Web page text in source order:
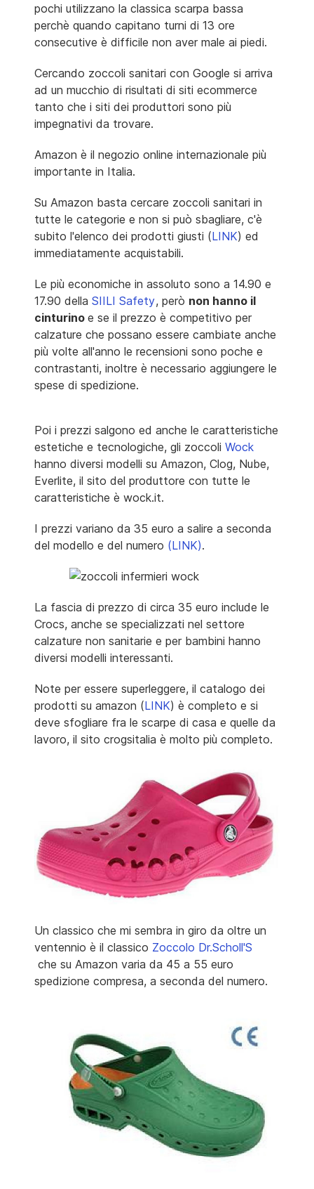
pochi utilizzano la classica scarpa bassa
perchè quando capitano turni di 13 ore
consecutive è difficile non aver male ai piedi.
Cercando zoccoli sanitari con Google si arriva
ad un mucchio di risultati di siti ecommerce
tanto che i siti dei produttori sono più
impegnativi da trovare.
Amazon è il negozio online internazionale più
importante in Italia.
Su Amazon basta cercare zoccoli sanitari in
tutte le categorie e non si può sbagliare, c'è
subito l'elenco dei prodotti giusti (LINK) ed
immediatamente acquistabili.
Le più economiche in assoluto sono a 14.90 e
17.90 della SIILI Safety, però non hanno il
cinturino e se il prezzo è competitivo per
calzature che possano essere cambiate anche
più volte all'anno le recensioni sono poche e
contrastanti, inoltre è necessario aggiungere le
spese di spedizione.
Poi i prezzi salgono ed anche le caratteristiche
estetiche e tecnologiche, gli zoccoli Wock
hanno diversi modelli su Amazon, Clog, Nube,
Everlite, il sito del produttore con tutte le
caratteristiche è wock.it.
I prezzi variano da 35 euro a salire a seconda
del modello e del numero (LINK).
La fascia di prezzo di circa 35 euro include le
Crocs, anche se specializzati nel settore
calzature non sanitarie e per bambini hanno
diversi modelli interessanti.
Note per essere superleggere, il catalogo dei
prodotti su amazon (LINK) è completo e si
deve sfogliare fra le scarpe di casa e quelle da
lavoro, il sito crogsitalia è molto più completo.
Un classico che mi sembra in giro da oltre un
ventennio è il classico Zoccolo Dr.Scholl'S
che su Amazon varia da 45 a 55 euro
spedizione compresa, a seconda del numero.